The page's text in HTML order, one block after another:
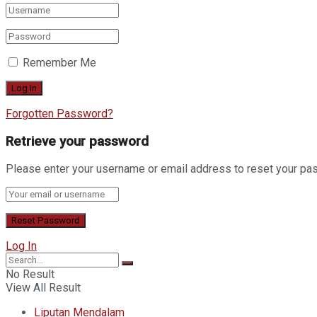
Remember Me
Forgotten Password?
Retrieve your password
Please enter your username or email address to reset your
Log In
No Result
View All Result
Liputan Mendalam